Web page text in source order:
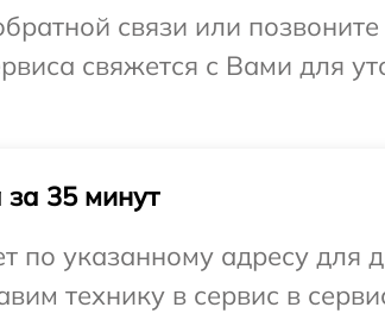
связи или
свяжется с Вами для
35 минут
по указанному адресу для
технику в сервис в